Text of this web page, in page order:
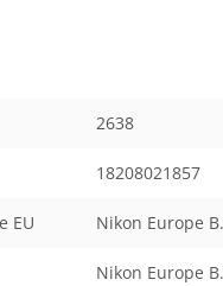
2638
18208021857
EU Nikon Europe
Nikon Europe